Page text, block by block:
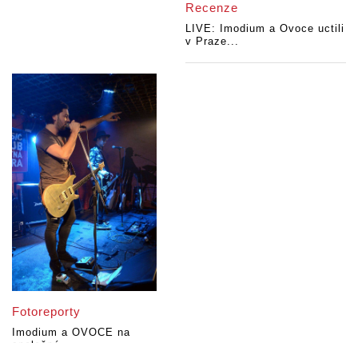
Recenze
LIVE: Imodium a Ovoce uctili
v Praze...
Fotoreporty
Imodium a OVOCE na